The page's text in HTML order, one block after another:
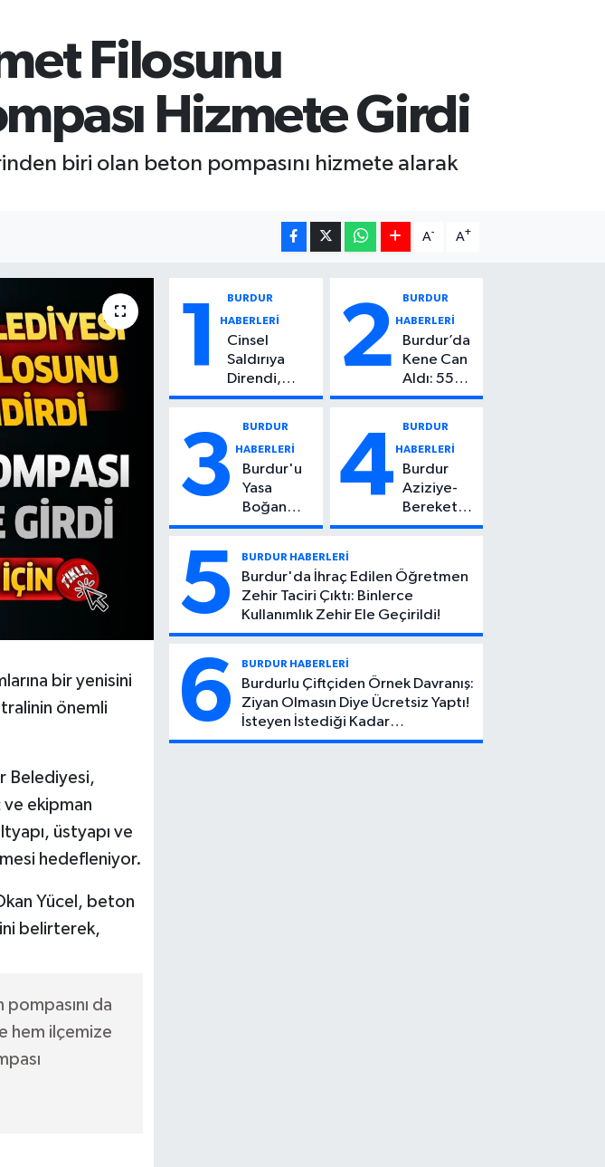
Filosunu
Hizmete Girdi
biri olan beton pompasını hizmete alarak
A- A+
bir yenisini
önemli
Belediyesi,
ve ekipman
üstyapı ve
hedefleniyor.
Yücel, beton
belirterek,
da
hem ilçemize
1 BURDUR
HABERLERİ
Cinsel
Saldırıya
Direndi,
Başından
Çocuktan
Kötü Haber!
2 BURDUR
HABERLERİ
Burdur’da
Kene Can
Aldı: 55
Yaşındaki
Kaybetti
3 BURDUR
HABERLERİ
Burdur'u
Yasa
Boğan
Ölüm:
Can Atıcı
Genç
Yaşta
Yaşamını
Yitirdi
4 BURDUR
HABERLERİ
Burdur
Aziziye-
Bereket
Köyü
Feci Kaza:
1 Ölü, 2
Yaralı
5 BURDUR HABERLERİ
Burdur'da İhraç Edilen Öğretmen
Zehir Taciri Çıktı: Binlerce
Kullanımlık Zehir Ele Geçirildi!
6 BURDUR HABERLERİ
Burdurlu Çiftçiden Örnek Davranış:
Ziyan Olmasın Diye Ücretsiz Yaptı!
İsteyen İstediği Kadar
Toplayabilecek